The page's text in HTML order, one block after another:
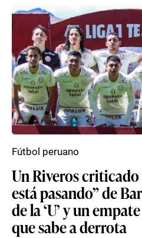
Un Riveros criticado
está pasando” de
de la ‘U’ y un
que sabe a derrota
Fútbol peruano